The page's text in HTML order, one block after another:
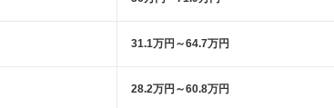
31.1万円～64.7万円
28.2万円～60.8万円